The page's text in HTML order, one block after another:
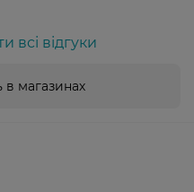
всі відгуки
в магазинах